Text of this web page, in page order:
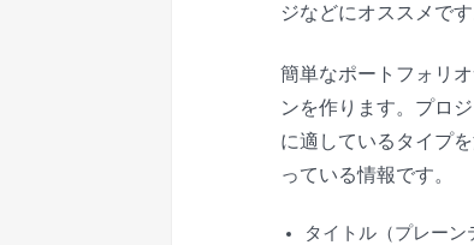
ジなどにオススメです
簡単なポートフォリ
ンを作ります。プロ
に適しているタイプ
っている情報です。
タイトル（プレーン